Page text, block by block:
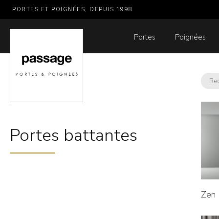
PORTES ET POIGNÉES, DEPUIS 1998
Portes Poignées
Portes battantes
Zen